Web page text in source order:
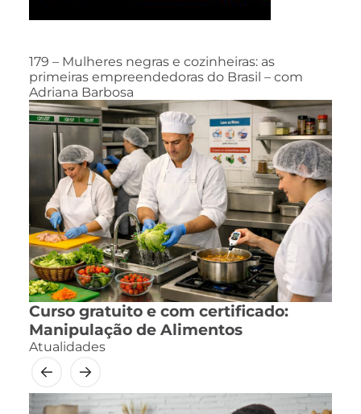
179 – Mulheres negras e cozinheiras: as
primeiras empreendedoras do Brasil – com
Adriana Barbosa
Curso gratuito e com certificado:
Manipulação de Alimentos
Atualidades